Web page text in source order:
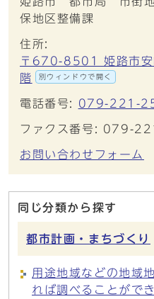
保地区整備課
住所:
〒670-8501 姫路市安
階
別ウィンドウで開く
電話番号: 079-221-
ファクス番号: 079-
お問い合わせフォーム
同じ分類から探す
都市計画・まちづくり
用途地域などの地域
れば調べることがで